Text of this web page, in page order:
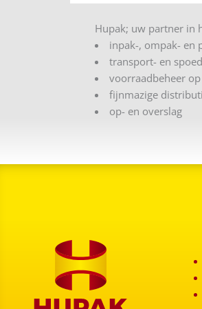
Hupak; uw partner in
inpak-, ompak- en
transport- en
voorraadbeheer
fijnmazige
op- en overslag